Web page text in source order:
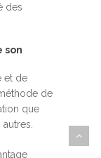
des
son
et de
de
que